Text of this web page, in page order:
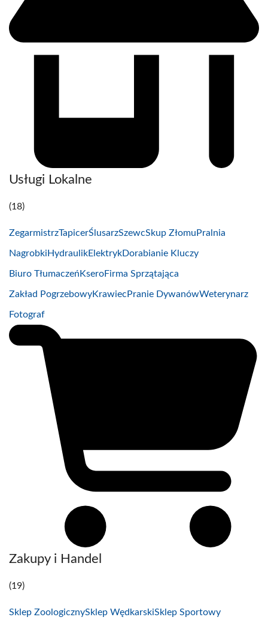
Usługi Lokalne
(18)
ZegarmistrzTapicerŚlusarzSzewcSkup Złomu Pralnia
Nagrobki HydraulikElektrykDorabianie Kluczy
Biuro Tłumaczeń KseroFirma Sprzątająca
Zakład PogrzebowyKrawiec Pranie DywanówWeterynarz
Fotograf
Zakupy i Handel
(19)
Sklep ZoologicznySklep WędkarskiSklep Sportowy